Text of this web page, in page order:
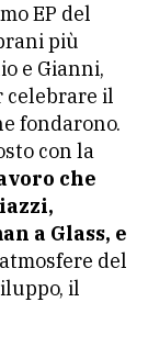
EP del
più
e Gianni,
celebrare il
fondarono.
con la
che
a Glass, e
del
il